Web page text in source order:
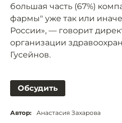
большая часть (67%)
фармы" уже так или
России», — говорит
организации
Гусейнов.
Обсудить
Автор: Анастасия Захарова